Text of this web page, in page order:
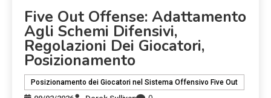
Five Out Offense: Adattamento
Agli Schemi Difensivi,
Regolazioni Dei Giocatori,
Posizionamento
Posizionamento dei Giocatori nel Sistema Offensivo Five Out